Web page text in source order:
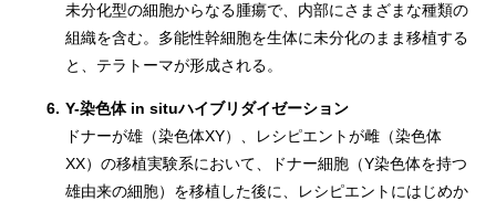
未分化型の細胞からなる腫瘍で、内部にさまざまな種類の
組織を含む。多能性幹細胞を生体に未分化のまま移植する
と、テラトーマが形成される。
6. Y-染色体 in situハイブリダイゼーション
ドナーが雄（染色体XY）、レシピエントが雌（染色体
XX）の移植実験系において、ドナー細胞（Y染色体を持つ
雄由来の細胞）を移植した後に、レシピエントにはじめか